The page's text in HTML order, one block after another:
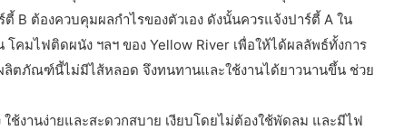
B ต้องควบคุมผลกำไรของตัวเอง ดังนั้นควรแจ้งปาร์ตี้ A ใน
คมไฟติดผนัง ฯลฯ ของ Yellow River เพื่อให้ได้ผลลัพธ์ทั้งการ
ลิตภัณฑ์นี้ไม่มีไส้หลอด จึงทนทานและใช้งานได้ยาวนานขึ้น ช่วย
ช้งานง่ายและสะดวกสบาย เงียบโดยไม่ต้องใช้พัดลม และมีไฟ